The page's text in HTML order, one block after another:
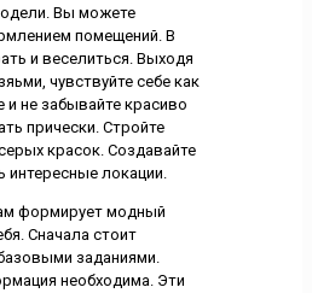
Вы можете
помещений. В
и веселиться. Выходя
чувствуйте себе как
и не забывайте красиво
прически. Стройте
красок. Создавайте
интересные локации.
формирует модный
Сначала стоит
заданиями.
необходима. Эти